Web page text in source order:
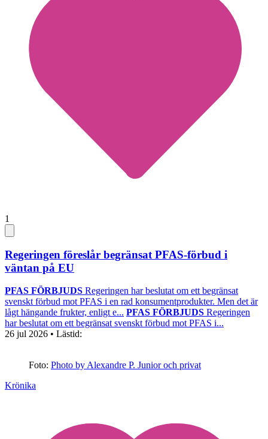
1
Regeringen föreslår begränsat PFAS-förbud i
väntan på EU
PFAS FÖRBJUDS Regeringen har beslutat om ett begränsat
svenskt förbud mot PFAS i en rad konsumentprodukter. Men det är
lågt hängande frukter, enligt e... PFAS FÖRBJUDS Regeringen
har beslutat om ett begränsat svenskt förbud mot PFAS i...
26 jul 2026 • Lästid:
Foto: Photo by Alexandre P. Junior och privat
Krönika